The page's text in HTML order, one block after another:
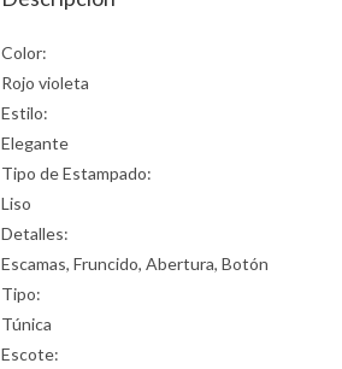
Color:
Rojo violeta
Estilo:
Elegante
Tipo de Estampado:
Liso
Detalles:
Escamas, Fruncido, Abertura, Botón
Tipo:
Túnica
Escote: